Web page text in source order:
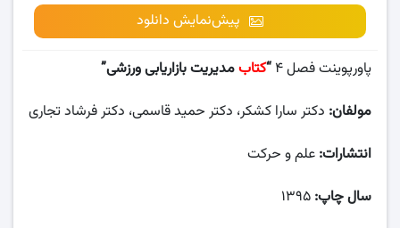
پیش‌نمایش دانلود
پاورپوینت فصل ۴ “کتابمدیریت بازاریابی ورزشی”
مولفان: دکتر سارا کشکر، دکتر حمید قاسمی، دکتر فرشاد تجاری
انتشارات: علم و حرکت
سال چاپ: